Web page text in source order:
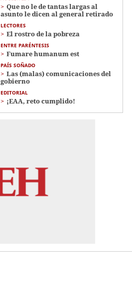
Que no le de tantas largas al
asunto le dicen al general retirado
LECTORES
El rostro de la pobreza
ENTRE PARÉNTESIS
Fumare humanum est
PAÍS SOÑADO
Las (malas) comunicaciones del
gobierno
EDITORIAL
¡EAA, reto cumplido!